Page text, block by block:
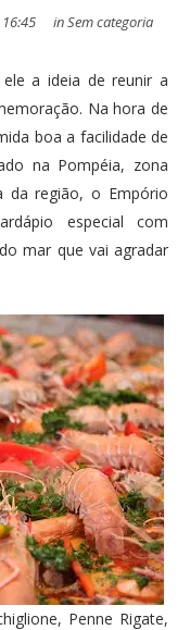
16:45 inSem categoria
a ideia de reunir a
Na hora de
boa a facilidade de
na Pompéia, zona
da região, o Empório
especial com
mar que vai agradar
Penne Rigate,